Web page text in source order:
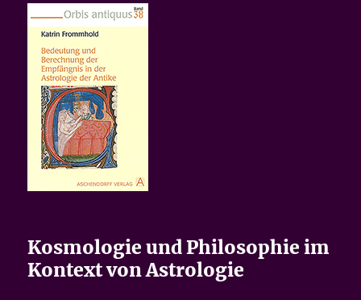
Kosmologie und Philosophie im
Kontext von Astrologie